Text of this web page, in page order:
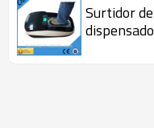
Surtidor